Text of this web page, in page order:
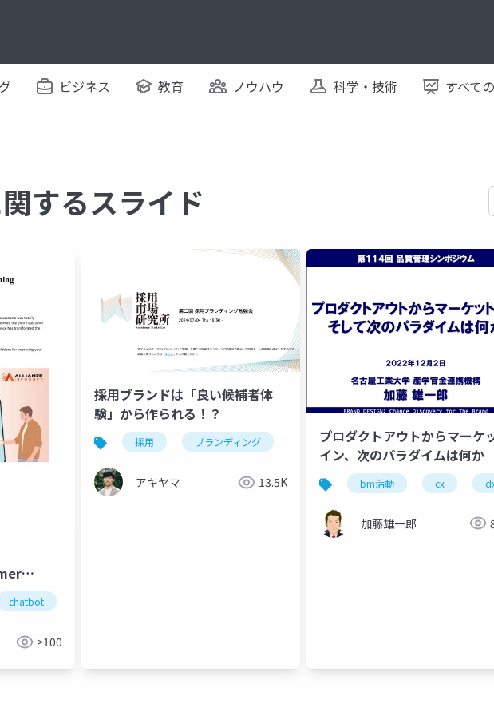
ビジネス 教育 ノウハウ 科学・技術 すべて
するスライド
chatbot
>100
採用ブランドは「良い候補者体
験」から作られる！？
採用 ブランディング 候補者体験
アキヤマ 13.5K
プロダクトアウトからマーケ
イン、次のパラダイムは何か
bm活動 cx
加藤雄一郎